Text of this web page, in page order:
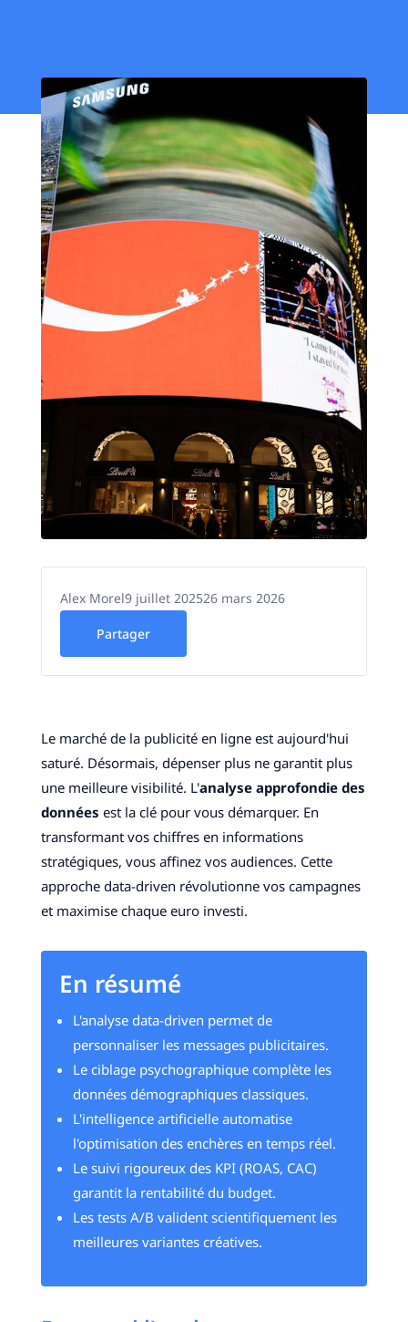
Alex Morel9 juillet 202526 mars 2026
Partager
Le marché de la publicité en ligne est aujourd'hui
saturé. Désormais, dépenser plus ne garantit plus
une meilleure visibilité. L'analyse approfondie des
données est la clé pour vous démarquer. En
transformant vos chiffres en informations
stratégiques, vous affinez vos audiences. Cette
approche data-driven révolutionne vos campagnes
et maximise chaque euro investi.
En résumé
L'analyse data-driven permet de
personnaliser les messages publicitaires.
Le ciblage psychographique complète les
données démographiques classiques.
L'intelligence artificielle automatise
l'optimisation des enchères en temps réel.
Le suivi rigoureux des KPI (ROAS, CAC)
garantit la rentabilité du budget.
Les tests A/B valident scientifiquement les
meilleures variantes créatives.